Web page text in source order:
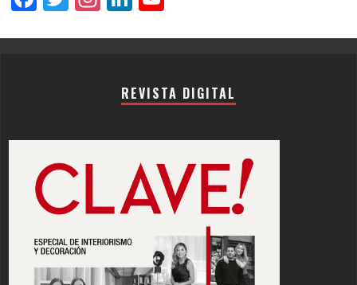
REVISTA DIGITAL